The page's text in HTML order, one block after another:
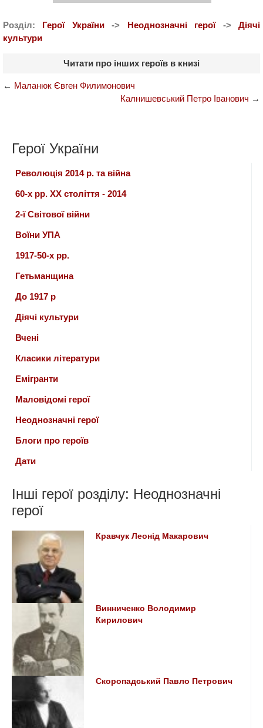
Розділ: Герої України-> Неоднозначні герої->Діячі
культури
Читати про інших героїв в книзі
← Маланюк Євген Филимонович
Калнишевський Петро Іванович →
Герої України
Революція 2014 р. та війна
60-х рр. ХХ століття - 2014
2-ї Світової війни
Воїни УПА
1917-50-х рр.
Гетьманщина
До 1917 р
Діячі культури
Вчені
Класики літератури
Емігранти
Маловідомі герої
Неоднозначні герої
Блоги про героїв
Дати
Інші герої розділу: Неоднозначні
герої
Кравчук Леонід Макарович
Винниченко Володимир
Кирилович
Скоропадський Павло Петрович